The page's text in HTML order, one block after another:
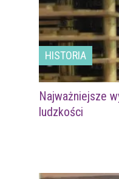
HISTORIA
Najważniejsze
ludzkości